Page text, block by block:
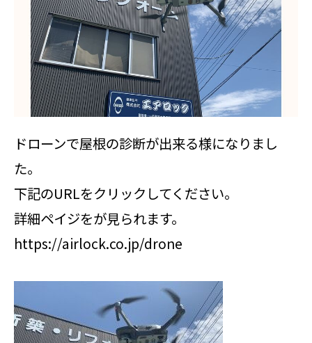
ドローンで屋根の診断が出来る様になりまし
た。
下記のURLをクリックしてください。
詳細ペイジをが見られます。
https://airlock.co.jp/drone